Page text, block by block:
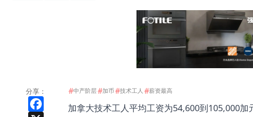
分享： #中产阶层#加币#技术工人 #薪资最高
加拿大技术工人平均工资为54,600到105,000